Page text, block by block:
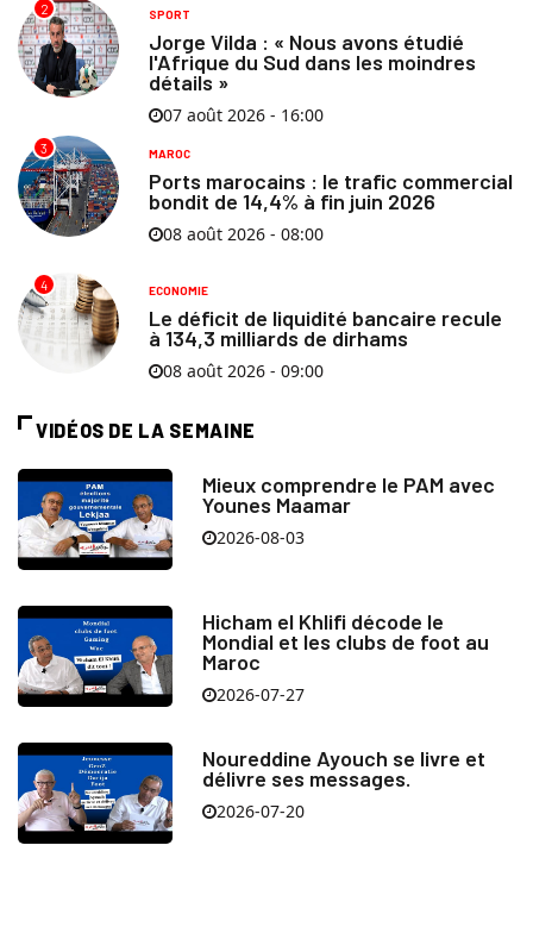
2 SPORT
Jorge Vilda : « Nous avons étudié
l'Afrique du Sud dans les moindres
détails »
07 août 2026 - 16:00
3 MAROC
Ports marocains : le trafic commercial
bondit de 14,4% à fin juin 2026
08 août 2026 - 08:00
4 ECONOMIE
Le déficit de liquidité bancaire recule
à 134,3 milliards de dirhams
08 août 2026 - 09:00
VIDÉOS DE LA SEMAINE
Mieux comprendre le PAM avec
Younes Maamar
2026-08-03
Hicham el Khlifi décode le
Mondial et les clubs de foot au
Maroc
2026-07-27
Noureddine Ayouch se livre et
délivre ses messages.
2026-07-20